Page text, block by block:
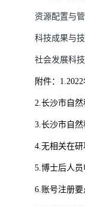
资源配置与管
科技成果与技
社会发展科
附件： 1.2022
2.长沙市自然
3.长沙市自
4.无相关在
5.博士后人员
6.账号注册要